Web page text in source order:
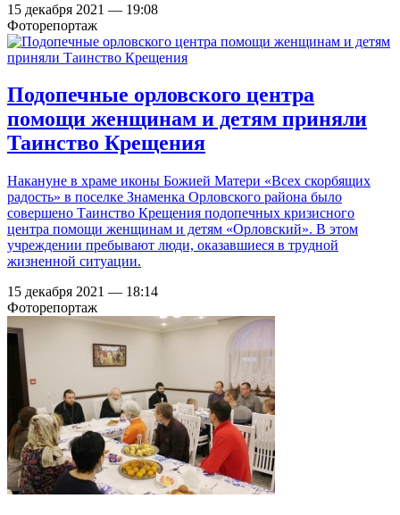
15 декабря 2021 — 19:08
Фоторепортаж
Подопечные орловского центра
помощи женщинам и детям приняли
Таинство Крещения
Накануне в храме иконы Божией Матери «Всех скорбящих
радость» в поселке Знаменка Орловского района было
совершено Таинство Крещения подопечных кризисного
центра помощи женщинам и детям «Орловский». В этом
учреждении пребывают люди, оказавшиеся в трудной
жизненной ситуации.
15 декабря 2021 — 18:14
Фоторепортаж